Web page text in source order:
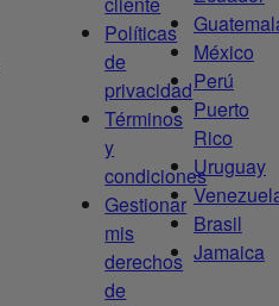
Políticas
de
privacidad
Términos
y
condiciones
Gestionar
mis
derechos
de
México
Perú
Puerto
Rico
Uruguay
Brasil
Jamaica